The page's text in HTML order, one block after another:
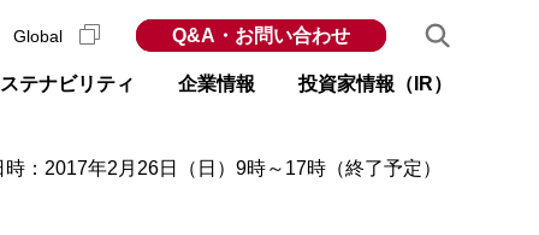
テナビリティ 企業情報 投資家情報（IR）
Global Q&A・お問い合わせ
：2017年2月26日（日）9時～17時（終了予定）